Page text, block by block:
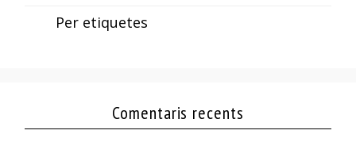
Per etiquetes
Comentaris recents